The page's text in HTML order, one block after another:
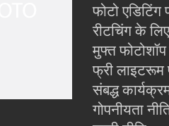
फोटो एडिटिंग
रीटचिंग के
मुफ्त
फ्री लाइटरूम
संबद्ध
गोपनीयता